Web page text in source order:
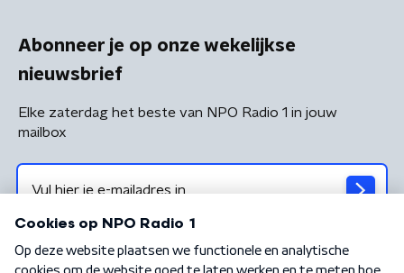
Abonneer je op onze wekelijkse
nieuwsbrief
Elke zaterdag het beste van NPO Radio 1 in jouw
mailbox